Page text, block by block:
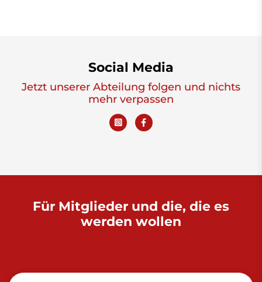
Social Media
Jetzt unserer Abteilung folgen und nichts
mehr verpassen
Für Mitglieder und die, die es
werden wollen